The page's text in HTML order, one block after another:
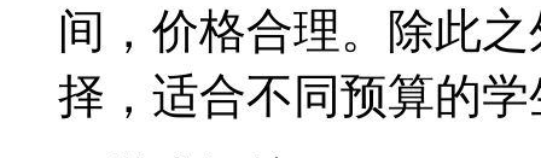
间，价格合理。除此
择，适合不同预算的学